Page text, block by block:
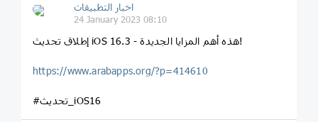
اخبار التطبيقات
24 January 2023 08:10
إطلاق تحديث iOS 16.3 - هذه أهم المزايا الجديدة!
https://www.arabapps.org/?p=414610
#تحديث_iOS16